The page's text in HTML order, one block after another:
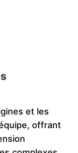
et les
offrant